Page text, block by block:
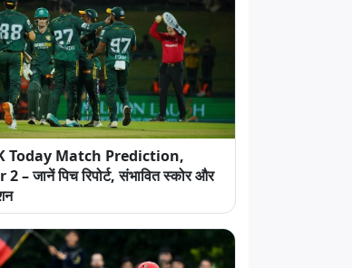
Today Match Prediction,
– जानें पिच रिपोर्ट, संभावित स्कोर और